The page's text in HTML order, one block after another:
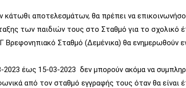
αποτελεσμάτων, θα πρέπει να
των παιδιών τους στο Σταθμό για το σχολικό
Σταθμό (Δεμένικα) θα ενημερωθούν
2023 έως 15-03-2023 δεν μπορούν ακόμα να
από τον σταθμό εγγραφής τους όταν θα είναι